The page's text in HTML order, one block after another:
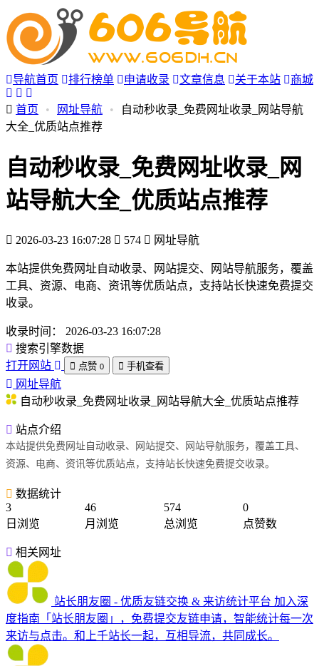
导航首页 排行榜单 申请收录 文章信息 关于本站 商城
首页 • 网址导航 •
自动秒收录_免费网址收录_网站导航
大全_优质站点推荐
自动秒收录_免费网址收录_网
站导航大全_优质站点推荐
2026-03-23 16:07:28 574 网址导航
本站提供免费网址自动收录、网站提交、网站导航服务，覆盖
工具、资源、电商、资讯等优质站点，支持站长快速免费提交
收录。
收录时间：
2026-03-23 16:07:28
搜索引擎数据
打开网站
点赞 0 手机查看
网址导航
自动秒收录_免费网址收录_网站导航大全_优质站点推荐
站点介绍
本站提供免费网址自动收录、网站提交、网站导航服务，覆盖工具、
资源、电商、资讯等优质站点，支持站长快速免费提交收录。
数据统计
3
日浏览
46
月浏览
574
总浏览
0
点赞数
相关网址
站长朋友圈 - 优质友链交换 & 来访统计平台 加入深
度指南「站长朋友圈」，免费提交友链申请，智能统计每一次
来访与点击。和上千站长一起，互相导流，共同成长。